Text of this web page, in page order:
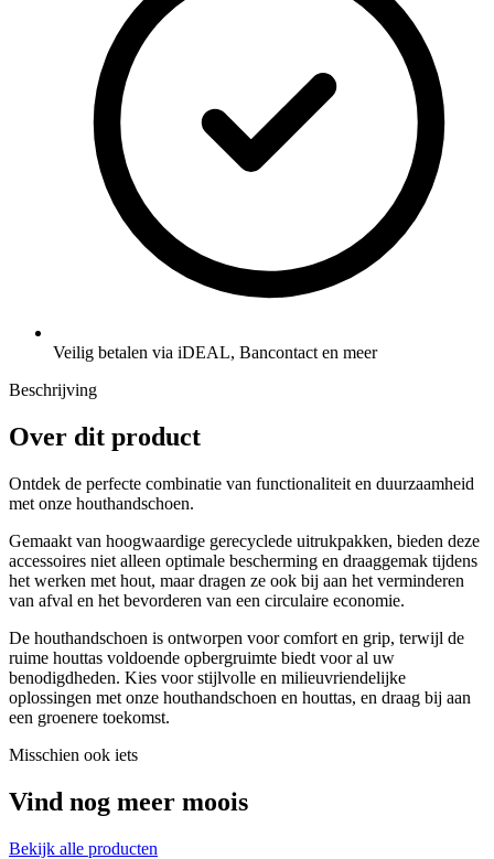
Veilig betalen via iDEAL, Bancontact en meer
Beschrijving
Over dit product
Ontdek de perfecte combinatie van functionaliteit en duurzaamheid
met onze houthandschoen.
Gemaakt van hoogwaardige gerecyclede uitrukpakken, bieden deze
accessoires niet alleen optimale bescherming en draaggemak tijdens
het werken met hout, maar dragen ze ook bij aan het verminderen
van afval en het bevorderen van een circulaire economie.
De houthandschoen is ontworpen voor comfort en grip, terwijl de
ruime houttas voldoende opbergruimte biedt voor al uw
benodigdheden. Kies voor stijlvolle en milieuvriendelijke
oplossingen met onze houthandschoen en houttas, en draag bij aan
een groenere toekomst.
Misschien ook iets
Vind nog meer moois
Bekijk alle producten